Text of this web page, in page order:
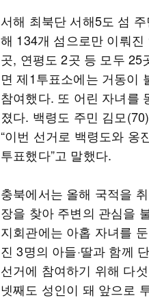
서해 최북단 서해5도 섬
해 134개 섬으로만 이뤄
곳, 연평도 2곳 등 모두 25
면 제1투표소에는 거동이
참여했다. 또 어린 자녀를
졌다. 백령도 주민 김모
“이번 선거로 백령도와 옹
투표했다”고 말했다.
충북에서는 올해 국적을
장을 찾아 주변의 관심을
지회관에는 아홉 자녀를
진 3명의 아들·딸과 함께
선거에 참여하기 위해 다
넷째도 성인이 돼 앞으로